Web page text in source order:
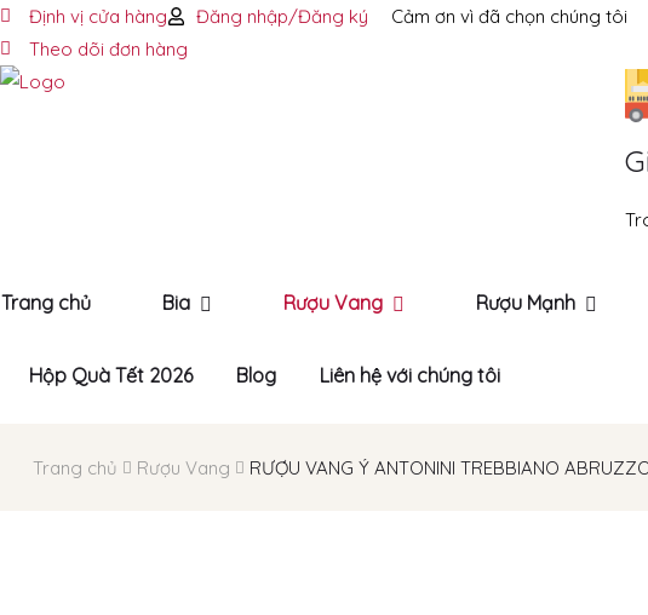
Định vị cửa hàng
Đăng nhập/Đăng ký
Theo dõi đơn hàng
Cảm ơn vì đã chọn chúng tôi
Trang chủ Bia Rượu Vang Rượu Mạnh
Hộp Quà Tết 2026 Blog Liên hệ với chúng tôi
Trang chủ Rượu Vang RƯỢU VANG Ý ANTONINI TREBBIANO